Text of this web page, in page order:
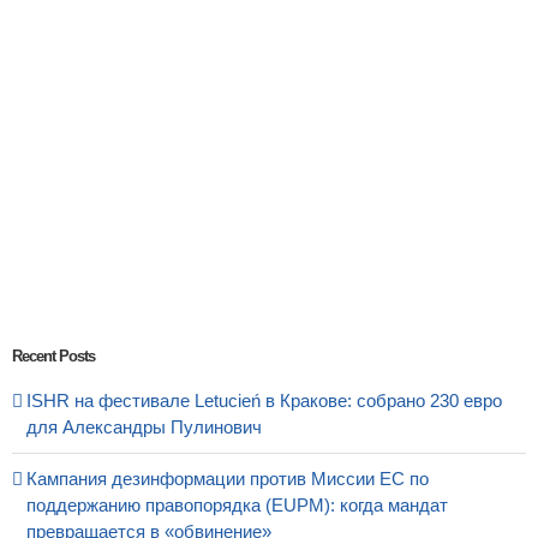
Recent Posts
ISHR на фестивале Letucień в Кракове: собрано 230 евро
для Александры Пулинович
Кампания дезинформации против Миссии ЕС по
поддержанию правопорядка (EUPM): когда мандат
превращается в «обвинение»